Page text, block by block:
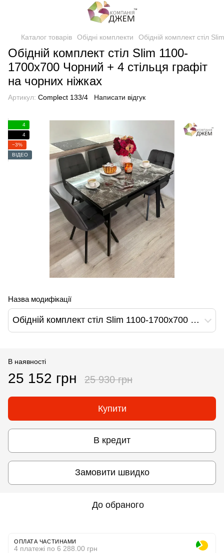
Каталог товарів Обідні комплекти Обідній комплект стіл
Обідній комплект стіл Slim 1100-
1700х700 Чорний + 4 стільця графіт
на чорних ніжках
Артикул: Complect 133/4 Написати відгук
4
4
−3%
ВІДЕО
Назва модифікації
Обідній комплект стіл Slim 1100-1700х700 Чорний + 4 стільця графіт на чорних ніжках
В наявності
25 152 грн 25 930 грн
Купити
В кредит
Замовити швидко
До обраного
ОПЛАТА ЧАСТИНАМИ
4 платежі по 6 288.00 грн